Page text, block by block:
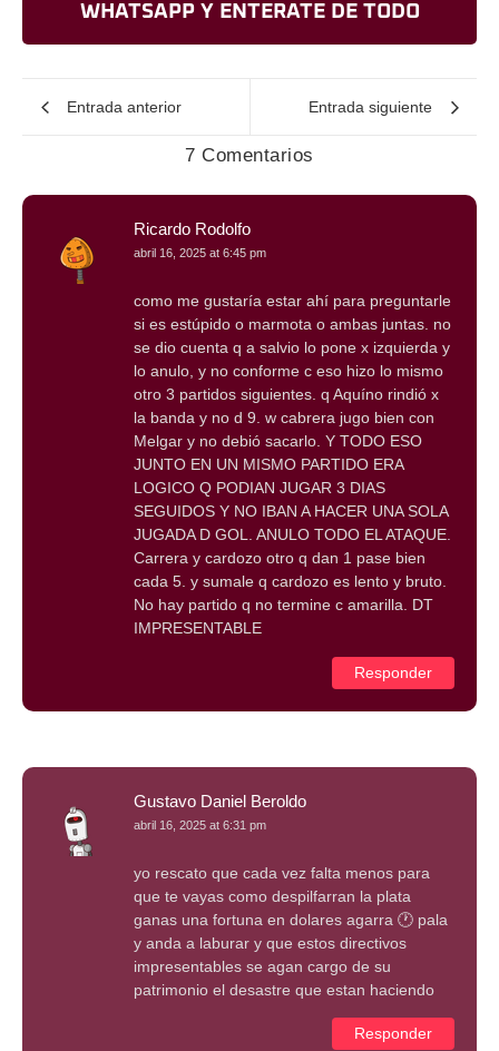
WHATSAPP Y ENTERATE DE TODO
Entrada anterior Entrada siguiente
7 Comentarios
Ricardo Rodolfo
abril 16, 2025 at 6:45 pm
como me gustaría estar ahí para preguntarle
si es estúpido o marmota o ambas juntas. no
se dio cuenta q a salvio lo pone x izquierda y
lo anulo, y no conforme c eso hizo lo mismo
otro 3 partidos siguientes. q Aquíno rindió x
la banda y no d 9. w cabrera jugo bien con
Melgar y no debió sacarlo. Y TODO ESO
JUNTO EN UN MISMO PARTIDO ERA
LOGICO Q PODIAN JUGAR 3 DIAS
SEGUIDOS Y NO IBAN A HACER UNA SOLA
JUGADA D GOL. ANULO TODO EL ATAQUE.
Carrera y cardozo otro q dan 1 pase bien
cada 5. y sumale q cardozo es lento y bruto.
No hay partido q no termine c amarilla. DT
IMPRESENTABLE
Responder
Gustavo Daniel Beroldo
abril 16, 2025 at 6:31 pm
yo rescato que cada vez falta menos para
que te vayas como despilfarran la plata
ganas una fortuna en dolares agarra 🕐 pala
y anda a laburar y que estos directivos
impresentables se agan cargo de su
patrimonio el desastre que estan haciendo
Responder